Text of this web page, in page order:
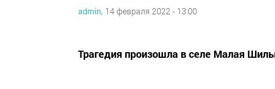
admin, 14 февраля 2022 - 13:00
Трагедия произошла в селе Малая